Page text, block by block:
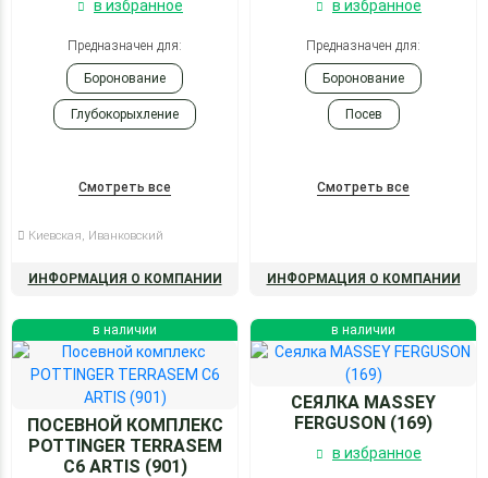
в избранное
Предназначен для:
Боронование
Глубокорыхление
Посев
Смотреть все
Киевская, Иванковский
ИНФОРМАЦИЯ О КОМПАНИИ
в избранное
Предназначен для:
Боронование
Посев
Смотреть все
ИНФОРМАЦИЯ О КОМПАНИИ
в наличии
ПОСЕВНОЙ КОМПЛЕКС
POTTINGER TERRASEM
C6 ARTIS (901)
в наличии
СЕЯЛКА MASSEY
FERGUSON (169)
в избранное